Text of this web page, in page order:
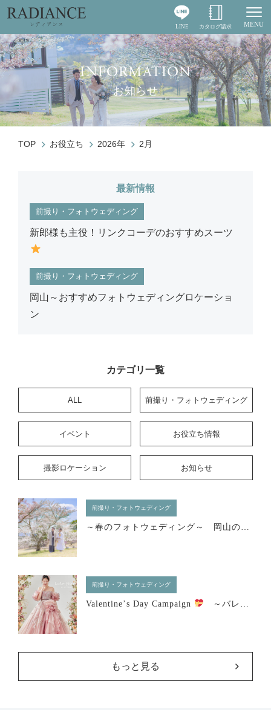
MENU
LINE カタログ請求
INFORMATION
お知らせ
TOP お役立ち 2026年 2月
最新情報
前撮り・フォトウェディング
新郎様も主役！リンクコーデのおすすめスーツ
前撮り・フォトウェディング
岡山～おすすめフォトウェディングロケーショ
ン
カテゴリ一覧
ALL 前撮り・フォトウェディング
イベント お役立ち情報
撮影ロケーション お知らせ
前撮り・フォトウェディング
～春のフォトウェディング～ 岡山の絶景ロケーションスポット5選
前撮り・フォトウェディング
Valentine’s Day Campaign ～バレンタインフェア開催
もっと見る